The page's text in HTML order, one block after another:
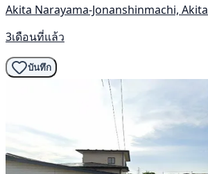
Akita Narayama-Jonanshinmachi, Akita
3เดือนที่แล้ว
บันทึก